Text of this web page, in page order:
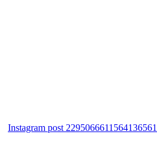
Instagram post